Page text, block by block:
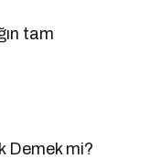
tam
Demek mi?